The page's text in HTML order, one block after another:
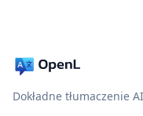
Dokładne tłumaczenie